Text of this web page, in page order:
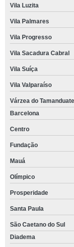
Vila Luzita
Vila Palmares
Vila Progresso
Vila Sacadura Cabral
Vila Suíça
Vila Valparaíso
Várzea do
Barcelona
Centro
Fundação
Mauá
Olímpico
Prosperidade
Santa Paula
São Caetano do Sul
Diadema